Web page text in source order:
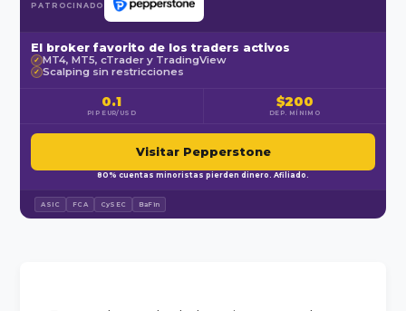
PATROCINADO
El broker favorito de los traders activos
✓ MT4, MT5, cTrader y TradingView
✓ Scalping sin restricciones
0.1
PIP EUR/USD
$200
DEP. MÍNIMO
Visitar Pepperstone
80% cuentas minoristas pierden dinero. Afiliado.
ASIC FCA CySEC BaFin